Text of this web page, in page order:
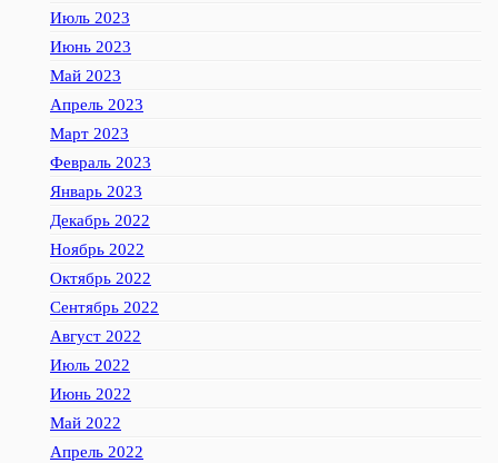
Июль 2023
Июнь 2023
Май 2023
Апрель 2023
Март 2023
Февраль 2023
Январь 2023
Декабрь 2022
Ноябрь 2022
Октябрь 2022
Сентябрь 2022
Август 2022
Июль 2022
Июнь 2022
Май 2022
Апрель 2022